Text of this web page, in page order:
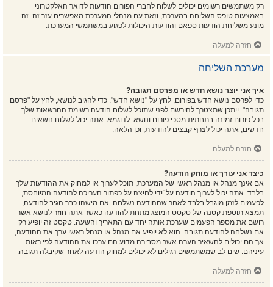
רק משתמשים רשומים יכולים לשלוח לחברי הפורום הודעות לדואר האלקטרוני
באמצעות טופס השליחה במערכת, וזאת עם מנהלי המערכת מאפשרים עזר זה. זה
מונע משליחת הודעות ספאם והודעות היכולות לפגוע במשתמשי המערכת.
חזרה למעלה
מערכת השליחה
איך אני יוצר נושא חדש או מפרסם תגובה?
כדי לפרסם נושא חדש בפורום, לחץ על "נושא חדש". כדי להגיב לנושא, לחץ על "פרסם
תגובה". ייתכן שתצטרך להירשם לפני שתוכל לשלוח הודעה.רשימת ההרשאות שלך
בכל פורום זמינה בתחתית מסכי פורום ונושא. לדוגמא: אתה יכול לשלוח נושאים
חדשים, אתה יכול לצרף קבצים להודעות, וכן הלאה.
חזרה למעלה
כיצד אני עורך או מוחק הודעה?
אם אינך מנהל או מנהל ראשי של המערכת, תוכל לערוך או למחוק את ההודעות שלך
בלבד. אתה יכול לערוך הודעה על־ידי לחיצה על כפתור העריכה להודעה המיוחסת,
לפעמים לזמן מוגבל בלבד לאחר שההודעה נשלחה. אם מישהו כבר הגיב להודעה,
תמצא תוספת קטנה של טקסט המוצג מתחת להודעה כאשר אתה חוזר לנושא אשר
רושם את מספר הפעמים שערכת אותה יחד עם התאריך והשעה. טקסט זה יופיע רק
אם נשלחה להודעה תגובה. הוא לא יופיע אם מנהל או מנהל ראשי ערך את ההודעה,
אך הם יכולים להשאיר הערה אשר מסבירה מדוע הם ערכו את ההודעה לפי ראות
עיניהם. שים לב שמשתמשים רגילים לא יכולים למחוק הודעה לאחר שקיבלה תגובה.
חזרה למעלה